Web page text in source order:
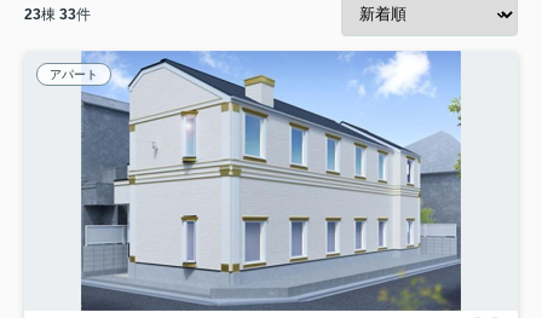
23棟 33件
アパート